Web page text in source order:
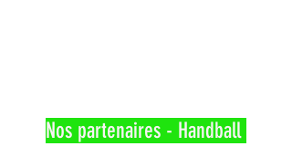
Nos partenaires - Handball